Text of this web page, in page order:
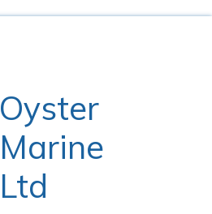
Oyster
Marine
Ltd